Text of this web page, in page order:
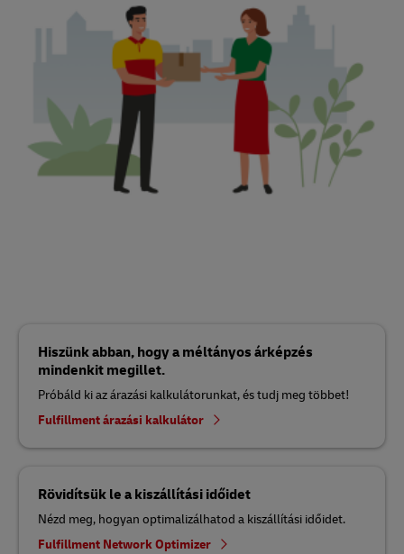
Hiszünk abban, hogy a méltányos árképzés
mindenkit megillet.
Próbáld ki az árazási kalkulátorunkat, és tudj meg többet!
Fulfillment árazási kalkulátor
Rövidítsük le a kiszállítási időidet
Nézd meg, hogyan optimalizálhatod a kiszállítási időidet.
Fulfillment Network Optimizer